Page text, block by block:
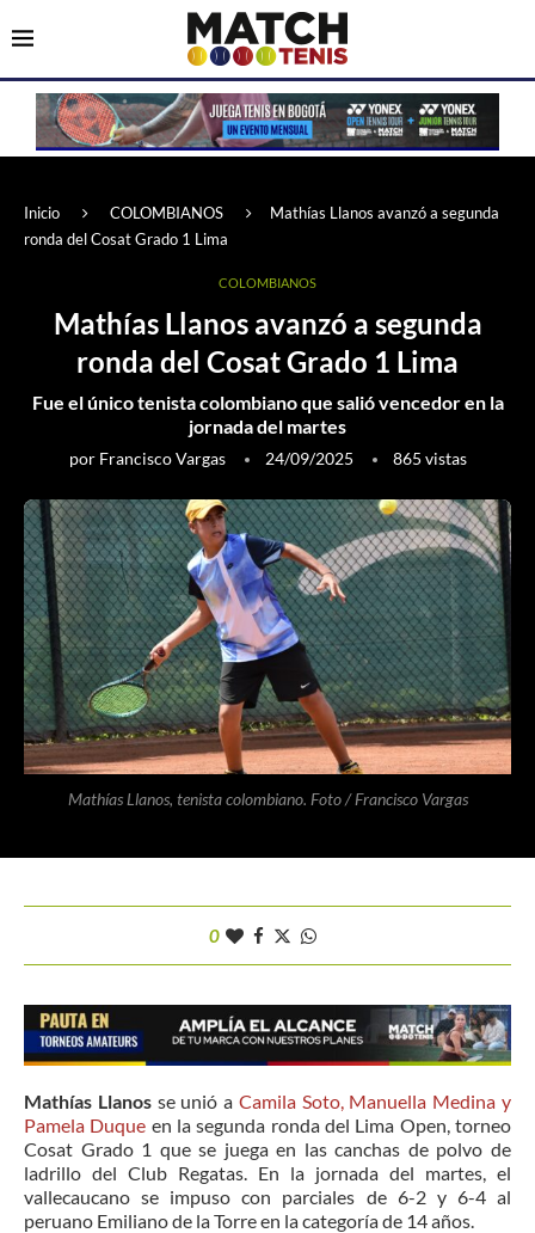
Inicio COLOMBIANOS
Mathías Llanos avanzó a segunda
ronda del Cosat Grado 1 Lima
COLOMBIANOS
Mathías Llanos avanzó a segunda
ronda del Cosat Grado 1 Lima
Fue el único tenista colombiano que salió vencedor en la
jornada del martes
por Francisco Vargas 24/09/2025 865 vistas
Mathías Llanos, tenista colombiano. Foto / Francisco Vargas
0
Mathías Llanosse unió a Camila Soto, Manuella Medina y
Pamela Duque en la segunda ronda del Lima Open, torneo
Cosat Grado 1 que se juega en las canchas de polvo de
ladrillo del Club Regatas. En la jornada del martes, el
vallecaucano se impuso con parciales de 6-2 y 6-4 al
peruano Emiliano de la Torre en la categoría de 14 años.